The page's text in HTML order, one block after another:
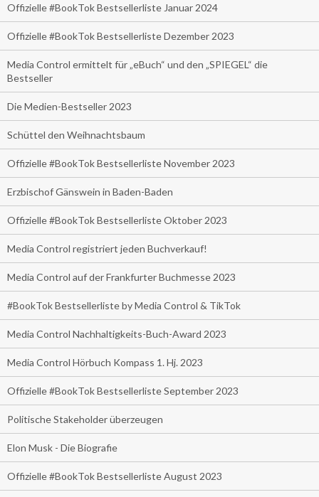
Offizielle #BookTok Bestsellerliste Januar 2024
Offizielle #BookTok Bestsellerliste Dezember 2023
Media Control ermittelt für „eBuch“ und den „SPIEGEL“ die
Bestseller
Die Medien-Bestseller 2023
Schüttel den Weihnachtsbaum
Offizielle #BookTok Bestsellerliste November 2023
Erzbischof Gänswein in Baden-Baden
Offizielle #BookTok Bestsellerliste Oktober 2023
Media Control registriert jeden Buchverkauf!
Media Control auf der Frankfurter Buchmesse 2023
#BookTok Bestsellerliste by Media Control & TikTok
Media Control Nachhaltigkeits-Buch-Award 2023
Media Control Hörbuch Kompass 1. Hj. 2023
Offizielle #BookTok Bestsellerliste September 2023
Politische Stakeholder überzeugen
Elon Musk - Die Biografie
Offizielle #BookTok Bestsellerliste August 2023